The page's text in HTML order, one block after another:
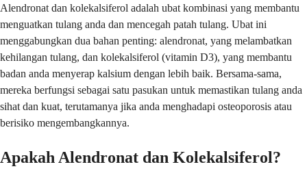
Alendronat dan kolekalsiferol adalah ubat kombinasi yang membantu
menguatkan tulang anda dan mencegah patah tulang. Ubat ini
menggabungkan dua bahan penting: alendronat, yang melambatkan
kehilangan tulang, dan kolekalsiferol (vitamin D3), yang membantu
badan anda menyerap kalsium dengan lebih baik. Bersama-sama,
mereka berfungsi sebagai satu pasukan untuk memastikan tulang anda
sihat dan kuat, terutamanya jika anda menghadapi osteoporosis atau
berisiko mengembangkannya.
Apakah Alendronat dan Kolekalsiferol?